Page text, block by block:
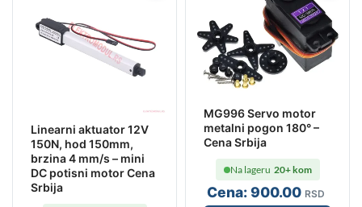
Linearni aktuator 12V
150N, hod 150mm,
brzina 4 mm/s – mini
DC potisni motor Cena
Srbija
MG996 Servo motor
metalni pogon 180° –
Cena Srbija
Cena:900.00 RSD
Na lageru 20+ kom